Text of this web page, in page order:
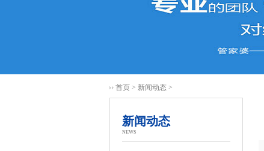
首页 > 新闻动态 >
新闻动态
NEWS